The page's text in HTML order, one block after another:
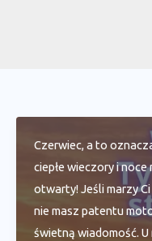
Czerwiec, a to
ciepłe wieczory i
otwarty! Jeśli marzy
nie masz patentu
świetną wiadomość.